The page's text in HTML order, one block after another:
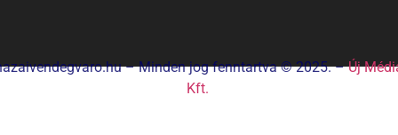
– Minden jog fenntartva © 2025. –Új
Kft.